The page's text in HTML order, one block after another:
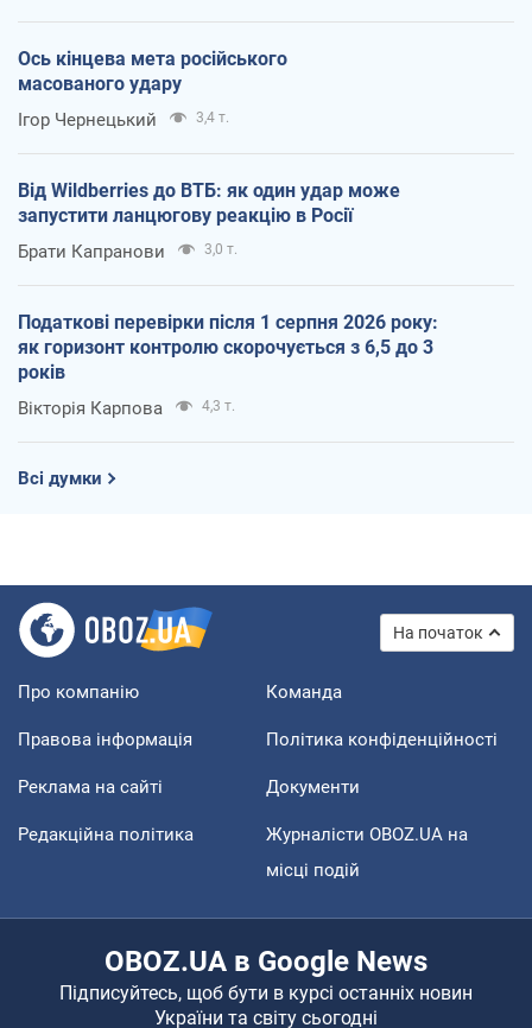
Ось кінцева мета російського
масованого удару
Ігор Чернецький 3,4 т.
Від Wildberries до ВТБ: як один удар може
запустити ланцюгову реакцію в Росії
Брати Капранови 3,0 т.
Податкові перевірки після 1 серпня 2026 року:
як горизонт контролю скорочується з 6,5 до 3
років
Вікторія Карпова 4,3 т.
Всі думки
На початок
Про компанію Команда
Правова інформація Політика конфіденційності
Реклама на сайті Документи
Редакційна політика
Журналісти OBOZ.UA на
місці подій
OBOZ.UA в Google News
Підписуйтесь, щоб бути в курсі останніх новин
України та світу сьогодні